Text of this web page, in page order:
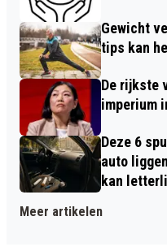
Gewicht
tips kan
De rijkste
imperium
Deze 6
auto
kan
Meer artikelen